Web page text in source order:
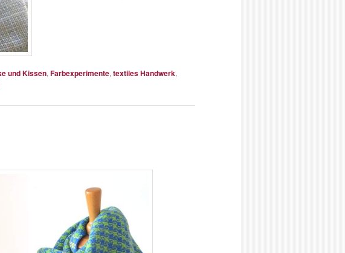
und Kissen, Farbexperimente, textiles Handwerk,